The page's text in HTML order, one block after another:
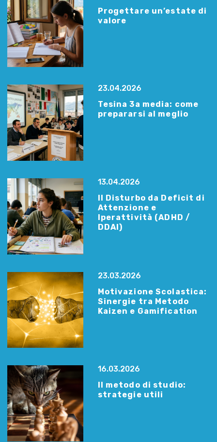
Progettare un’estate di
valore
23.04.2026
Tesina 3a media: come
prepararsi al meglio
13.04.2026
Il Disturbo da Deficit di
Attenzione e
Iperattività (ADHD /
DDAI)
23.03.2026
Motivazione Scolastica:
Sinergie tra Metodo
Kaizen e Gamification
16.03.2026
Il metodo di studio:
strategie utili